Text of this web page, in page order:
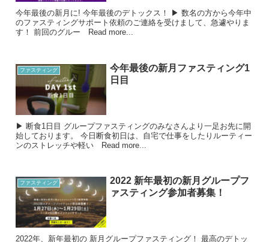
今年最後の新月に! 今年最後のデトックス！ ▶︎ 数名の方から今年中
のファスティングサポート依頼のご連絡を受けまして、急遽やりま
す！ 前回のグルー Read more...
ファスティング
今年最後の新月ファスティング1
日目
▶︎ 断食1日目 グループファスティングのみなさんより一足お先に開
始しております。 今日断食初日は、自宅で仕事をしたりルーティー
ンのストレッチや軽い Read more...
ファスティング
2022 新年最初の新月グループフ
ァスティング参加者募集！
2022年、新年最初の 新月グループファスティング！ 最高のデトッ